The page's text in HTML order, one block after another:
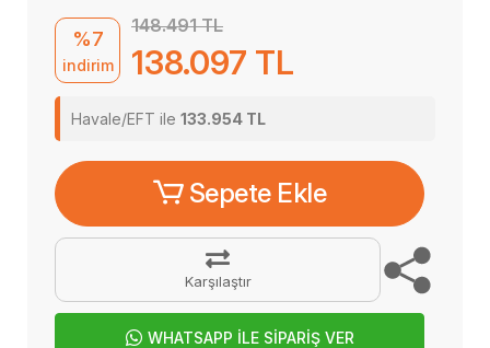
%7
indirim
148.491 TL
138.097 TL
Havale/EFT ile 133.954 TL
Sepete Ekle
Karşılaştır
WHATSAPP İLE SİPARİŞ VER